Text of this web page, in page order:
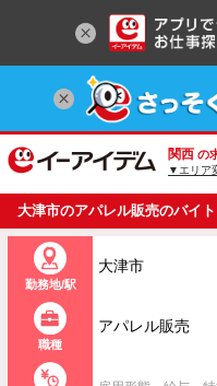
関西 の
▼エリア
大津市のアパレル販売のバイ
勤務地/駅
大津市
職種
アパレル販売